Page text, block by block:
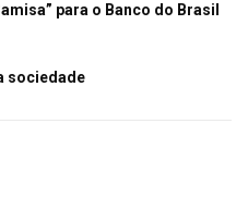
para o Banco do Brasil
sociedade